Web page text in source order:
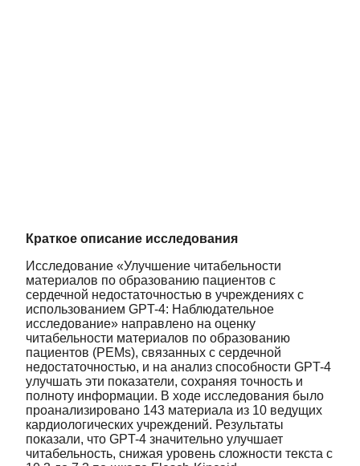
Краткое описание исследования
Исследование «Улучшение читабельности
материалов по образованию пациентов с
сердечной недостаточностью в учреждениях с
использованием GPT-4: Наблюдательное
исследование» направлено на оценку
читабельности материалов по образованию
пациентов (PEMs), связанных с сердечной
недостаточностью, и на анализ способности GPT-4
улучшать эти показатели, сохраняя точность и
полноту информации. В ходе исследования было
проанализировано 143 материала из 10 ведущих
кардиологических учреждений. Результаты
показали, что GPT-4 значительно улучшает
читабельность, снижая уровень сложности текста с